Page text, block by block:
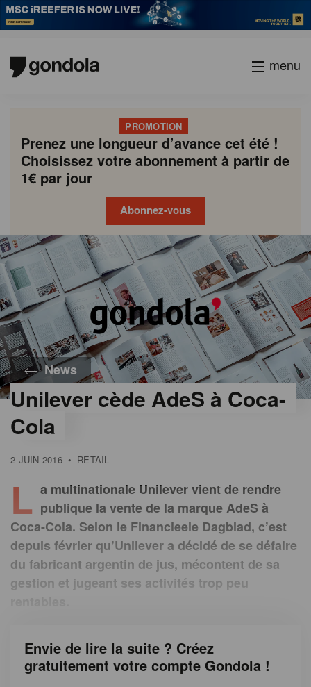
menu
PROMOTION
Prenez une longueur d’avance cet été !
Choisissez votre abonnement à partir de
1€ par jour
Abonnez-vous
News
Unilever cède AdeS à Coca-
Cola
2 JUIN 2016 • RETAIL
L a multinationale Unilever vient de rendre
publique la vente de la marque AdeS à
Coca-Cola. Selon le Financieele Dagblad, c’est
depuis février qu’Unilever a décidé de se défaire
du fabricant argentin de jus, mécontent de sa
gestion et jugeant ses activités trop peu
Envie de lire la suite ? Créez
gratuitement votre compte Gondola !
Gondola
academy
Gondola
society